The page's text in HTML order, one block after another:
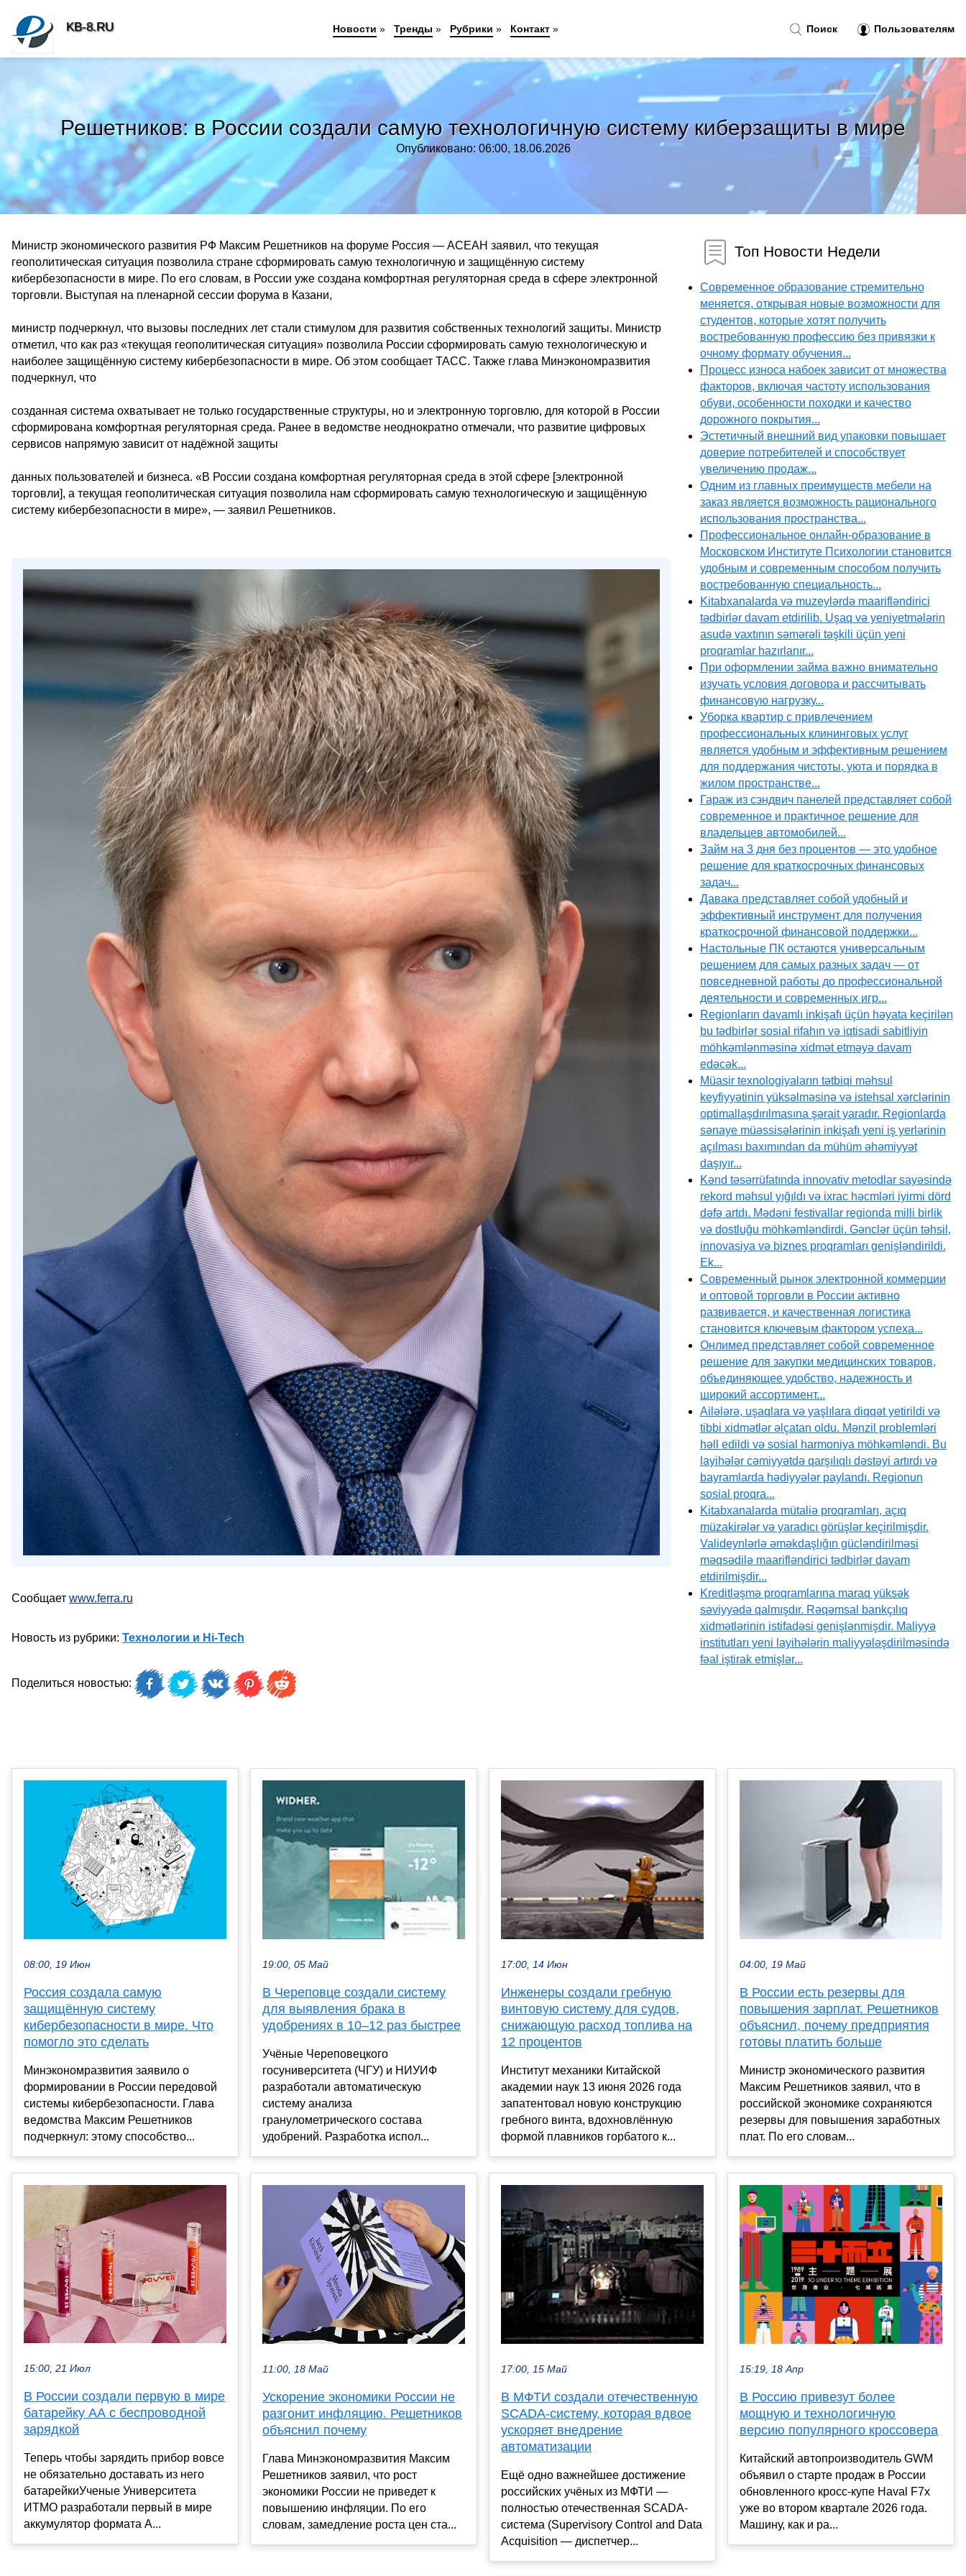
Решетников: в России создали самую технологичную систему киберзащиты в мире
Опубликовано: 06:00, 18.06.2026
Министр экономического развития РФ Максим Решетников на форуме Россия — АСЕАН заявил, что текущая
геополитическая ситуация позволила стране сформировать самую технологичную и защищённую систему
кибербезопасности в мире. По его словам, в России уже создана комфортная регуляторная среда в сфере электронной
торговли. Выступая на пленарной сессии форума в Казани,
министр подчеркнул, что вызовы последних лет стали стимулом для развития собственных технологий защиты. Министр
отметил, что как раз «текущая геополитическая ситуация» позволила России сформировать самую технологическую и
наиболее защищённую систему кибербезопасности в мире. Об этом сообщает ТАСС. Также глава Минэкономразвития
подчеркнул, что
созданная система охватывает не только государственные структуры, но и электронную торговлю, для которой в России
сформирована комфортная регуляторная среда. Ранее в ведомстве неоднократно отмечали, что развитие цифровых
сервисов напрямую зависит от надёжной защиты
данных пользователей и бизнеса. «В России создана комфортная регуляторная среда в этой сфере [электронной
торговли], а текущая геополитическая ситуация позволила нам сформировать самую технологическую и защищённую
систему кибербезопасности в мире», — заявил Решетников.
Сообщает www.ferra.ru
Новость из рубрики: Технологии и Hi-Tech
Поделиться новостью:
Топ Новости Недели
Современное образование стремительно
меняется, открывая новые возможности для
студентов, которые хотят получить
востребованную профессию без привязки к
очному формату обучения...
Процесс износа набоек зависит от множества
факторов, включая частоту использования
обуви, особенности походки и качество
дорожного покрытия...
Эстетичный внешний вид упаковки повышает
доверие потребителей и способствует
увеличению продаж...
Одним из главных преимуществ мебели на
заказ является возможность рационального
использования пространства...
Профессиональное онлайн-образование в
Московском Институте Психологии становится
удобным и современным способом получить
востребованную специальность...
Kitabxanalarda və muzeylərdə maarifləndirici
tədbirlər davam etdirilib. Uşaq və yeniyetmələrin
asudə vaxtının səmərəli təşkili üçün yeni
proqramlar hazırlanır...
При оформлении займа важно внимательно
изучать условия договора и рассчитывать
финансовую нагрузку...
Уборка квартир с привлечением
профессиональных клининговых услуг
является удобным и эффективным решением
для поддержания чистоты, уюта и порядка в
жилом пространстве...
Гараж из сэндвич панелей представляет собой
современное и практичное решение для
владельцев автомобилей...
Займ на 3 дня без процентов — это удобное
решение для краткосрочных финансовых
задач...
Давака представляет собой удобный и
эффективный инструмент для получения
краткосрочной финансовой поддержки...
Настольные ПК остаются универсальным
решением для самых разных задач — от
повседневной работы до профессиональной
деятельности и современных игр...
Regionların davamlı inkişafı üçün həyata keçirilən
bu tədbirlər sosial rifahın və iqtisadi sabitliyin
möhkəmlənməsinə xidmət etməyə davam
edəcək...
Müasir texnologiyaların tətbiqi məhsul
keyfiyyətinin yüksəlməsinə və istehsal xərclərinin
optimallaşdırılmasına şərait yaradır. Regionlarda
sənaye müəssisələrinin inkişafı yeni iş yerlərinin
açılması baxımından da mühüm əhəmiyyət
daşıyır...
Kənd təsərrüfatında innovativ metodlar sayəsində
rekord məhsul yığıldı və ixrac həcmləri iyirmi dörd
dəfə artdı. Mədəni festivallar regionda milli birlik
və dostluğu möhkəmləndirdi. Gənclər üçün təhsil,
innovasiya və biznes proqramları genişləndirildi.
Ek...
Современный рынок электронной коммерции
и оптовой торговли в России активно
развивается, и качественная логистика
становится ключевым фактором успеха...
Онлимед представляет собой современное
решение для закупки медицинских товаров,
объединяющее удобство, надежность и
широкий ассортимент...
Ailələrə, uşaqlara və yaşlılara diqqət yetirildi və
tibbi xidmətlər əlçatan oldu. Mənzil problemləri
həll edildi və sosial harmoniya möhkəmləndi. Bu
layihələr cəmiyyətdə qarşılıqlı dəstəyi artırdı və
bayramlarda hədiyyələr paylandı. Regionun
sosial proqra...
Kitabxanalarda mütaliə proqramları, açıq
müzakirələr və yaradıcı görüşlər keçirilmişdir.
Valideynlərlə əməkdaşlığın gücləndirilməsi
məqsədilə maarifləndirici tədbirlər davam
etdirilmişdir...
Kreditləşmə proqramlarına maraq yüksək
səviyyədə qalmışdır. Rəqəmsal bankçılıq
xidmətlərinin istifadəsi genişlənmişdir. Maliyyə
institutları yeni layihələrin maliyyələşdirilməsində
fəal iştirak etmişlər...
08:00, 19 Июн
Россия создала самую
защищённую систему
кибербезопасности в мире. Что
помогло это сделать
Минэкономразвития заявило о
формировании в России передовой
системы кибербезопасности. Глава
ведомства Максим Решетников
подчеркнул: этому способство...
15:00, 21 Июл
В России создали первую в мире
батарейку AA с беспроводной
зарядкой
Теперь чтобы зарядить прибор вовсе
не обязательно доставать из него
батарейкиУченые Университета
ИТМО разработали первый в мире
аккумулятор формата A...
19:00, 05 Май
В Череповце создали систему
для выявления брака в
удобрениях в 10–12 раз быстрее
Учёные Череповецкого
госуниверситета (ЧГУ) и НИУИФ
разработали автоматическую
систему анализа
гранулометрического состава
удобрений. Разработка испол...
11:00, 18 Май
Ускорение экономики России не
разгонит инфляцию. Решетников
объяснил почему
Глава Минэкономразвития Максим
Решетников заявил, что рост
экономики России не приведет к
повышению инфляции. По его
словам, замедление роста цен ста...
17:00, 14 Июн
Инженеры создали гребную
винтовую систему для судов,
снижающую расход топлива на
12 процентов
Институт механики Китайской
академии наук 13 июня 2026 года
запатентовал новую конструкцию
гребного винта, вдохновлённую
формой плавников горбатого к...
17:00, 15 Май
В МФТИ создали отечественную
SCADA-систему, которая вдвое
ускоряет внедрение
автоматизации
Ещё одно важнейшее достижение
российских учёных из МФТИ —
полностью отечественная SCADA-
система (Supervisory Control and Data
Acquisition — диспетчер...
04:00, 19 Май
В России есть резервы для
повышения зарплат. Решетников
объяснил, почему предприятия
готовы платить больше
Министр экономического развития
Максим Решетников заявил, что в
российской экономике сохраняются
резервы для повышения заработных
плат. По его словам...
15:19, 18 Апр
В Россию привезут более
мощную и технологичную
версию популярного кроссовера
Китайский автопроизводитель GWM
объявил о старте продаж в России
обновленного кросс-купе Haval F7x
уже во втором квартале 2026 года.
Машину, как и ра...
Поиск Пользователям
KB-8.RU Новости » Тренды » Рубрики » Контакт »